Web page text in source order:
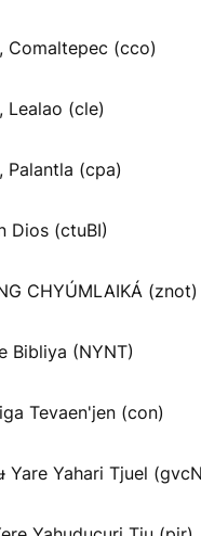
Comaltepec (cco)
Lealao (cle)
Palantla (cpa)
Dios (ctuBI)
CHYÚMLAIKÁ (znot)
Bibliya (NYNT)
Tevaen'jen (con)
Yare Yahari Tjuel